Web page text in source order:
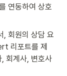
연동하여 상호
, 회원의 상담 요
리포트를 제
회계사, 변호사